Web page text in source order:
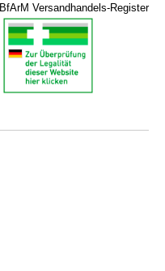
BfArM Versandhandels-Register